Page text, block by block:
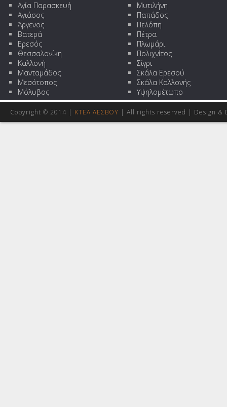
Αγία Παρασκευή
Αγιάσος
Άργενος
Βατερά
Ερεσός
Θεσσαλονίκη
Καλλονή
Μανταμάδος
Μεσότοπος
Μόλυβος
Μυτιλήνη
Παπάδος
Πελόπη
Πέτρα
Πλωμάρι
Πολιχνίτος
Σίγρι
Σκάλα Ερεσού
Σκάλα Καλλονής
Υψηλομέτωπο
Copyright © 2014 | ΚΤΕΛ ΛΕΣΒΟΥ | All rights reserved | Design &